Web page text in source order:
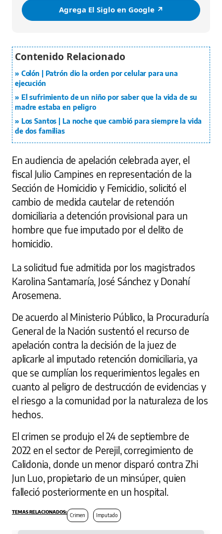
Agrega El Siglo en Google ↗️
Colón | Patrón dio la orden por celular para una
ejecución
El sufrimiento de un niño por saber que la vida de su
madre estaba en peligro
Los Santos | La noche que cambió para siempre la vida
de dos familias
En audiencia de apelación celebrada ayer, el
fiscal Julio Campines en representación de la
Sección de Homicidio y Femicidio, solicitó el
cambio de medida cautelar de retención
domiciliaria a detención provisional para un
hombre que fue imputado por el delito de
homicidio.
La solicitud fue admitida por los magistrados
Karolina Santamaría, José Sánchez y Donahí
Arosemena.
De acuerdo al Ministerio Público, la Procuraduría
General de la Nación sustentó el recurso de
apelación contra la decisión de la juez de
aplicarle al imputado retención domiciliaria, ya
que se cumplían los requerimientos legales en
cuanto al peligro de destrucción de evidencias y
el riesgo a la comunidad por la naturaleza de los
hechos.
El crimen se produjo el 24 de septiembre de
2022 en el sector de Perejil, corregimiento de
Calidonia, donde un menor disparó contra Zhi
Jun Luo, propietario de un minsúper, quien
falleció posteriormente en un hospital.
Crimen Imputado